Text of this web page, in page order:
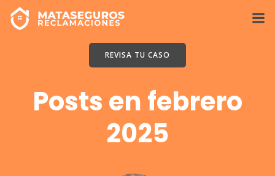
REVISA TU CASO
Posts en febrero
2025